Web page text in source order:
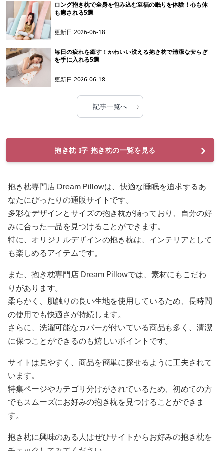
ロング抱き枕で全身を包み込む至福の眠りを体験！心も体
も癒される5選
更新日2026-06-18
毎日の疲れを癒す！かわいい洗える抱き枕で清潔な安らぎ
を手に入れる5選
更新日2026-06-18
記事一覧へ ›
抱き枕 I字 抱き枕の一覧を見る
抱き枕専門店 Dream Pillowは、快適な睡眠を追求するあ
なたにぴったりの通販サイトです。
多彩なデザインとサイズの抱き枕が揃っており、自分の好
みに合った一品を見つけることができます。
特に、オリジナルデザインの抱き枕は、インテリアとして
も楽しめるアイテムです。
また、抱き枕専門店 Dream Pillowでは、素材にもこだわ
りがあります。
柔らかく、肌触りの良い生地を使用しているため、長時間
の使用でも快適さが持続します。
さらに、洗濯可能なカバーが付いている商品も多く、清潔
に保つことができるのも嬉しいポイントです。
サイトは見やすく、商品を簡単に探せるように工夫されて
います。
特集ページやカテゴリ分けがされているため、初めての方
でもスムーズにお好みの抱き枕を見つけることができま
す。
抱き枕に興味のある人はぜひサイトからお好みの抱き枕を